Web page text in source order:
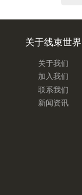
关于线束世界
关于我们
加入我们
联系我们
新闻资讯